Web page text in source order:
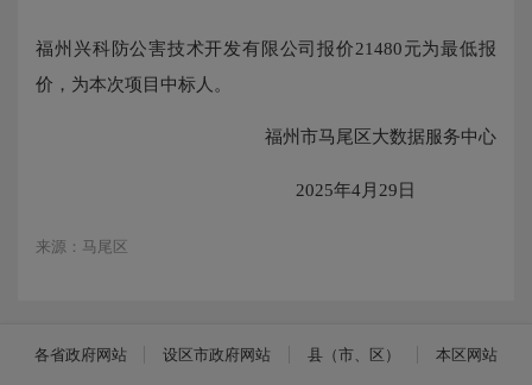
福州兴科防公害技术开发有限公司报价21480元为最低报
价，为本次项目中标人。
福州市马尾区大数据服务中心
2025年4月29日
来源：马尾区
各省政府网站 设区市政府网站 县（市、区） 本区网站